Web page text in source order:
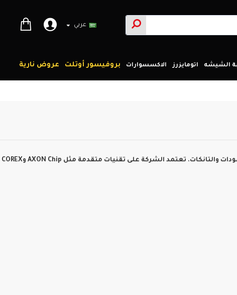
عربي
الشيشه اتومايزرز الاكسسوارات بروفيسور أوتلت عروض نارية
والتانكات. تعتمد الشركة على تقنيات متقدمة مثل AXON Chip وCOREX